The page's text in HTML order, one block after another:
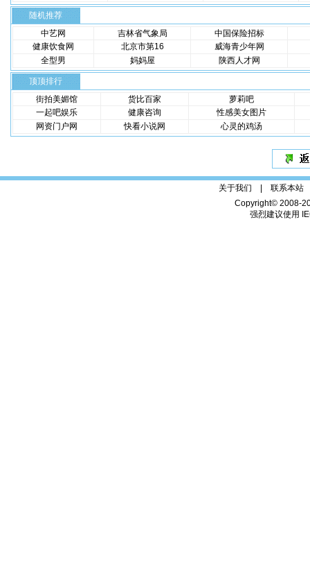
随机推荐
中艺网
吉林省气象局
中国保险招标
健康饮食网
北京市第16
威海青少年网
全型男
妈妈屋 陕西人才网
顶顶排行
街拍美媚馆
货比百家
萝莉吧
一起吧娱乐
健康咨询
性感美女图片
网资门户网
快看小说网 心灵的鸡汤
关于我们 | 联系本站
Copyright© 2008-
强烈建议使用